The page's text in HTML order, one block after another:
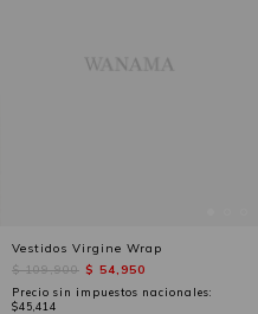
Vestidos Virgine Wrap
$ 109,900 $ 54,950
Precio sin impuestos nacionales:
$45,414